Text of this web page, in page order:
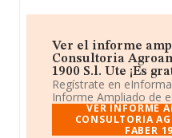
Ver el informe
Consultoria
1900 S.l. Ute ¡Es
Regístrate en
Informe Ampliado de
VER INFORME
CONSULTORIA
FABER